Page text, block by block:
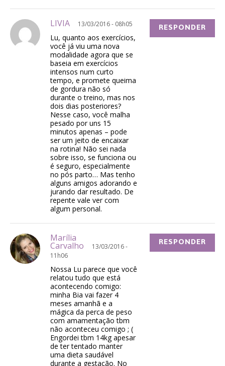
LIVIA 13/03/2016 - 08h05
Lu, quanto aos exercícios,
você já viu uma nova
modalidade agora que se
baseia em exercícios
intensos num curto
tempo, e promete queima
de gordura não só
durante o treino, mas nos
dois dias posteriores?
Nesse caso, você malha
pesado por uns 15
minutos apenas – pode
ser um jeito de encaixar
na rotina! Não sei nada
sobre isso, se funciona ou
é seguro, especialmente
no pós parto… Mas tenho
alguns amigos adorando e
jurando dar resultado. De
repente vale ver com
algum personal.
RESPONDER
Marília
Carvalho
13/03/2016 -
11h06
Nossa Lu parece que você
relatou tudo que está
acontecendo comigo:
minha Bia vai fazer 4
meses amanhã e a
mágica da perca de peso
com amamentação tbm
não aconteceu comigo ; (
Engordei tbm 14kg apesar
de ter tentado manter
uma dieta saudável
durante a gestação. No
RESPONDER